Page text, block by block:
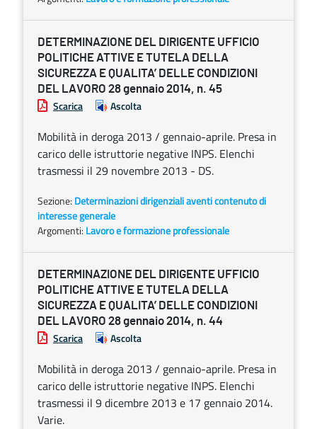
DETERMINAZIONE DEL DIRIGENTE UFFICIO
POLITICHE ATTIVE E TUTELA DELLA
SICUREZZA E QUALITA’ DELLE CONDIZIONI
DEL LAVORO 28 gennaio 2014, n. 45
Scarica Ascolta
Mobilità in deroga 2013 / gennaio-aprile. Presa in
carico delle istruttorie negative INPS. Elenchi
trasmessi il 29 novembre 2013 - DS.
Sezione: Determinazioni dirigenziali aventi contenuto di
interesse generale
Argomenti: Lavoro e formazione professionale
DETERMINAZIONE DEL DIRIGENTE UFFICIO
POLITICHE ATTIVE E TUTELA DELLA
SICUREZZA E QUALITA’ DELLE CONDIZIONI
DEL LAVORO 28 gennaio 2014, n. 44
Scarica Ascolta
Mobilità in deroga 2013 / gennaio-aprile. Presa in
carico delle istruttorie negative INPS. Elenchi
trasmessi il 9 dicembre 2013 e 17 gennaio 2014.
Varie.